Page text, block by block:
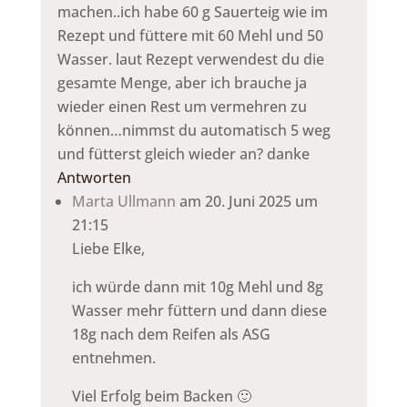
machen..ich habe 60 g Sauerteig wie im
Rezept und füttere mit 60 Mehl und 50
Wasser. laut Rezept verwendest du die
gesamte Menge, aber ich brauche ja
wieder einen Rest um vermehren zu
können…nimmst du automatisch 5 weg
und fütterst gleich wieder an? danke
Antworten
Marta Ullmann am 20. Juni 2025 um
21:15
Liebe Elke,
ich würde dann mit 10g Mehl und 8g
Wasser mehr füttern und dann diese
18g nach dem Reifen als ASG
entnehmen.
Viel Erfolg beim Backen 🙂